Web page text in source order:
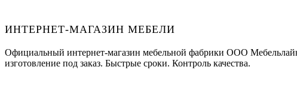
ИНТЕРНЕТ-МАГАЗИН МЕБЕЛИ
Официальный интернет-магазин мебельной фабрики ООО
изготовление под заказ. Быстрые сроки. Контроль качества.